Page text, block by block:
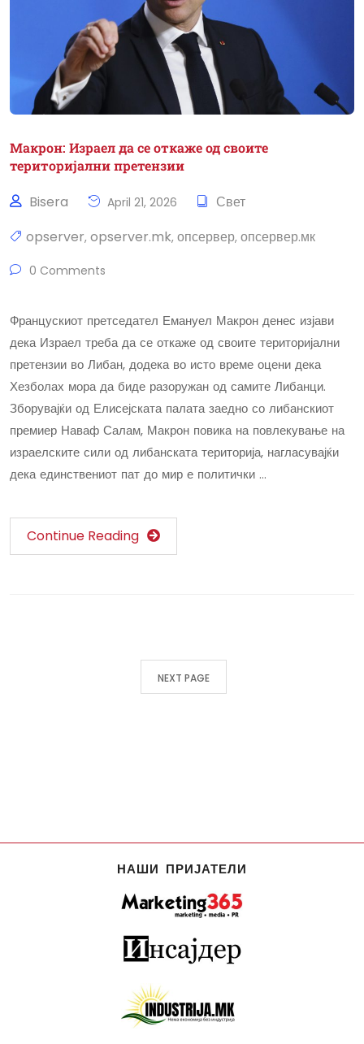
Макрон: Израел да се откаже од своите
територијални претензии
Bisera April 21, 2026
Свет
opserver, opserver.mk, опсервер, опсервер.мк
0 Comments
Францускиот претседател Емануел Макрон денес изјави
дека Израел треба да се откаже од своите територијални
претензии во Либан, додека во исто време оцени дека
Хезболах мора да биде разоружан од самите Либанци.
Зборувајќи од Елисејската палата заедно со либанскиот
премиер Наваф Салам, Макрон повика на повлекување на
израелските сили од либанската територија, нагласувајќи
дека единствениот пат до мир е политички …
Continue Reading
NEXT PAGE
НАШИ ПРИЈАТЕЛИ